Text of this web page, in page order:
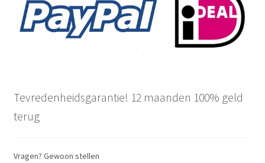
Tevredenheidsgarantie! 12 maanden 100% geld
terug
Vragen? Gewoon stellen